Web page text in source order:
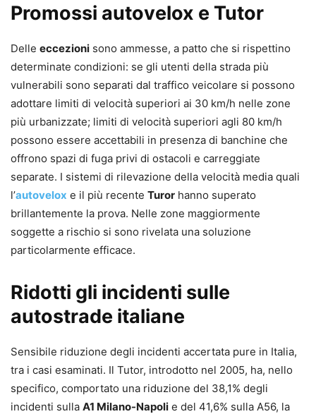
Promossi autovelox e Tutor
Delle eccezioni sono ammesse, a patto che si rispettino
determinate condizioni: se gli utenti della strada più
vulnerabili sono separati dal traffico veicolare si possono
adottare limiti di velocità superiori ai 30 km/h nelle zone
più urbanizzate; limiti di velocità superiori agli 80 km/h
possono essere accettabili in presenza di banchine che
offrono spazi di fuga privi di ostacoli e carreggiate
separate. I sistemi di rilevazione della velocità media quali
l’autovelox e il più recente Turor hanno superato
brillantemente la prova. Nelle zone maggiormente
soggette a rischio si sono rivelata una soluzione
particolarmente efficace.
Ridotti gli incidenti sulle
autostrade italiane
Sensibile riduzione degli incidenti accertata pure in Italia,
tra i casi esaminati. Il Tutor, introdotto nel 2005, ha, nello
specifico, comportato una riduzione del 38,1% degli
incidenti sulla A1 Milano-Napoli e del 41,6% sulla A56, la